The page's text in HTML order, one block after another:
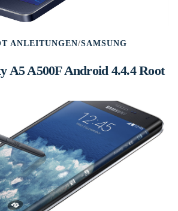
ANLEITUNGEN/SAMSUNG
A5 A500F Android 4.4.4 Root